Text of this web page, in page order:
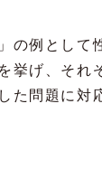
の例として
挙げ、それ
た問題に対